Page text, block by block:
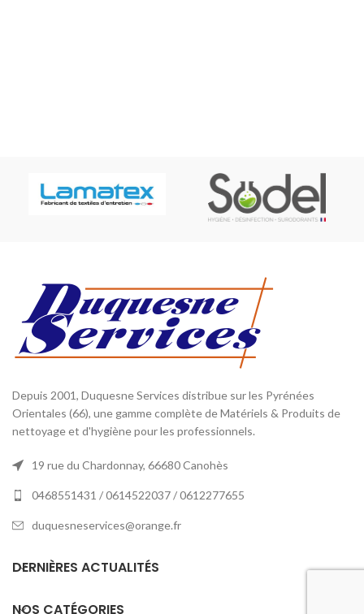
Depuis 2001, Duquesne Services distribue sur les Pyrénées
Orientales (66), une gamme complète de Matériels & Produits de
nettoyage et d'hygiène pour les professionnels.
19 rue du Chardonnay, 66680 Canohès
0468551431 / 0614522037 / 0612277655
duquesneservices@orange.fr
DERNIÈRES ACTUALITÉS
NOS CATÉGORIES